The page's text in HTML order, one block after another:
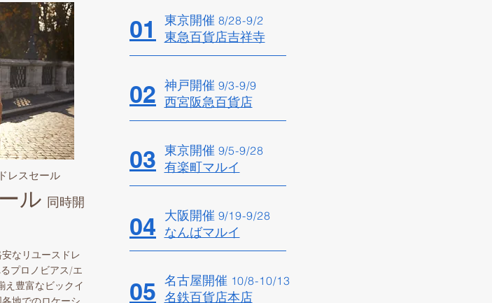
レスセール
ル 同時開
なリユースドレ
プロノビアス/エ
え豊富なビックイ
01 東京開催​ 8/28-9/2
東急百貨店吉祥寺​
02 神戸開催​ 9/3-9/9
西宮阪急百貨店
03 東京開催 9/5-9/28
有楽町マルイ​
04 大阪開催​ 9/19-9/28
​なんばマルイ
05 名古屋開催​ 10/8-10/13
名鉄百貨店本店